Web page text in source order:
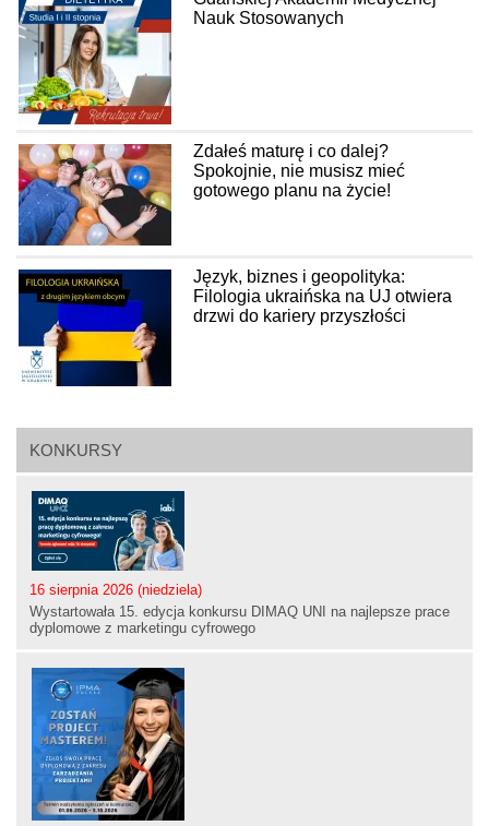
KONKURSY
16 sierpnia 2026 (niedziela)
Wystartowała 15. edycja konkursu DIMAQ UNI na najlepsze prace
dyplomowe z marketingu cyfrowego
Nauk Stosowanych
Zdałeś maturę i co dalej?
Spokojnie, nie musisz mieć
gotowego planu na życie!
Język, biznes i geopolityka:
Filologia ukraińska na UJ otwiera
drzwi do kariery przyszłości